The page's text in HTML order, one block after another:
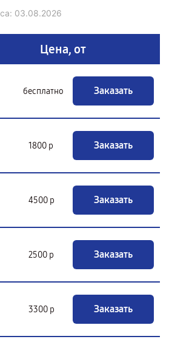
03.08.2026
Цена, от
бесплатно Заказать
1800 р Заказать
4500 р Заказать
2500 р Заказать
3300 р Заказать